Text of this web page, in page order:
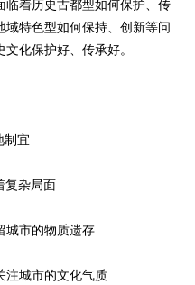
临着历史古都型如何保护、传
特色型如何保持、创新等问
化保护好、传承好。
宜
杂局面
市的物质遗存
城市的文化气质